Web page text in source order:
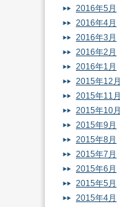
2016年5月
2016年4月
2016年3月
2016年2月
2016年1月
2015年12月
2015年11月
2015年10月
2015年9月
2015年8月
2015年7月
2015年6月
2015年5月
2015年4月